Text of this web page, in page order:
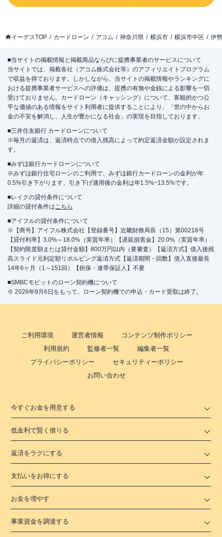
イーデスTOP カードローン アコム 神奈川県 横浜市 横浜市中区 伊
■当サイトの掲載情報と掲載商品ならびに提携事業者のサービスについて
当サイトでは、掲載各社（アコム株式会社等）のアフィリエイトプログラム
で収益を得ております。しかしながら、当サイトの掲載情報やランキングに
おける提携事業者サービスへの評価は、提携の有無や金銭による影響を一切
受けておりません。カードローン（キャッシング）について、客観的かつ公
平な価値のある情報をサイト利用者に提供することにより、「世の中からお
金の不安を解消し、人生が豊かになる社会」の実現を目指しております。
■三井住友銀行 カードローンについて
※毎月の返済は、返済時点での借入残高によって約定返済金額が設定されま
す。
■みずほ銀行カードローンについて
※みずほ銀行住宅ローンのご利用で、みずほ銀行カードローンの金利が年
0.5%引き下がります。引き下げ適用後の金利は年1.5%~13.5%です。
■レイクの貸付条件について
詳細の貸付条件はこちら
■アイフルの貸付条件について
※【商号】アイフル株式会社【登録番号】近畿財務局長（15）第00218号
【貸付利率】3.0%～18.0%（実質年率）【遅延損害金】20.0%（実質年率）
【契約限度額または貸付金額】800万円以内（要審査）【返済方式】借入後残
高スライド元利定額リボルビング返済方式【返済期間・回数】借入直後最長
14年6ヶ月（1～151回）【担保・連帯保証人】不要
■SMBCモビットのローン契約機について
※ 2026年9月6日をもって、ローン契約機での申込・カード受取は終了。
ご利用環境 運営者情報
コンテンツ制作ポリシー
利用規約
監修者一覧
編集者一覧
プライバシーポリシー
セキュリティーポリシー
お問い合わせ
今すぐお金を用意する
低金利で賢く借りる
返済をラクにする
支払いをお得にする
お金を増やす
事業資金を調達する